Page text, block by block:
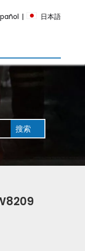
| 日本語
搜索